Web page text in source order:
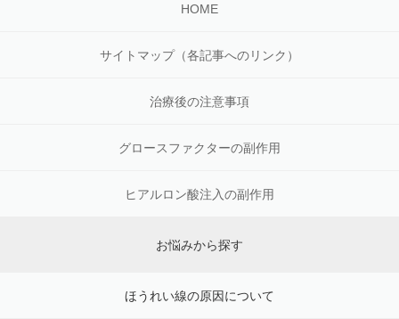
HOME
サイトマップ（各記事へのリンク）
治療後の注意事項
グロースファクターの副作用
ヒアルロン酸注入の副作用
お悩みから探す
ほうれい線の原因について